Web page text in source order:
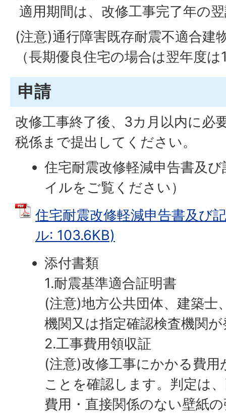
適用期間は、改修工事完了年の
(注意)通行障害既存耐震不適合建
（長期優良住宅の場合は翌年度
申請
改修工事終了後、3カ月以内に必
税係まで提出してください。
住宅耐震改修軽減申告書及
イルをご覧ください）
住宅耐震改修軽減申告書及び
ル: 103.6KB)
添付書類
1.耐震基準適合証明書
(注意)地方公共団体、建築士
機関又は指定確認検査機関
2.工事費用領収証
(注意)改修工事にかかる費
ことを確認します。判定は
費用・直接関係のない壁紙